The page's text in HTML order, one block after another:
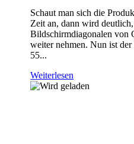
Schaut man sich die
Zeit an, dann wird deutlich,
Bildschirmdiagonalen von
weiter nehmen. Nun ist
55...
Weiterlesen